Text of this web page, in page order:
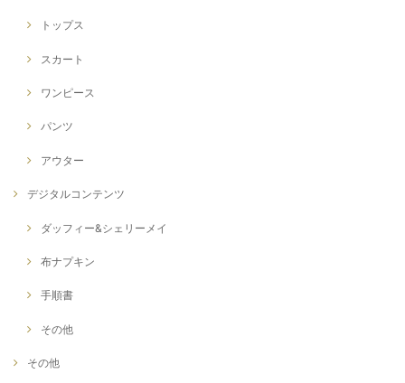
トップス
スカート
ワンピース
パンツ
アウター
デジタルコンテンツ
ダッフィー&シェリーメイ
布ナプキン
手順書
その他
その他